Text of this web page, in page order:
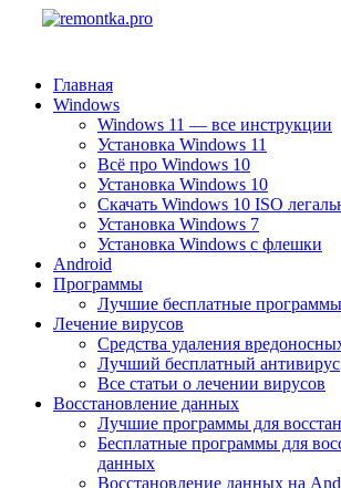
Главная
Windows
Windows 11 — все инструкции
Установка Windows 11
Всё про Windows 10
Установка Windows 10
Скачать Windows 10 ISO
Установка Windows 7
Установка Windows с флешки
Android
Программы
Лучшие бесплатные программы
Лечение вирусов
Средства удаления
Лучший бесплатный антивирус
Все статьи о лечении вирусов
Восстановление данных
Лучшие программы для
Бесплатные программы для
данных
Восстановление данных на